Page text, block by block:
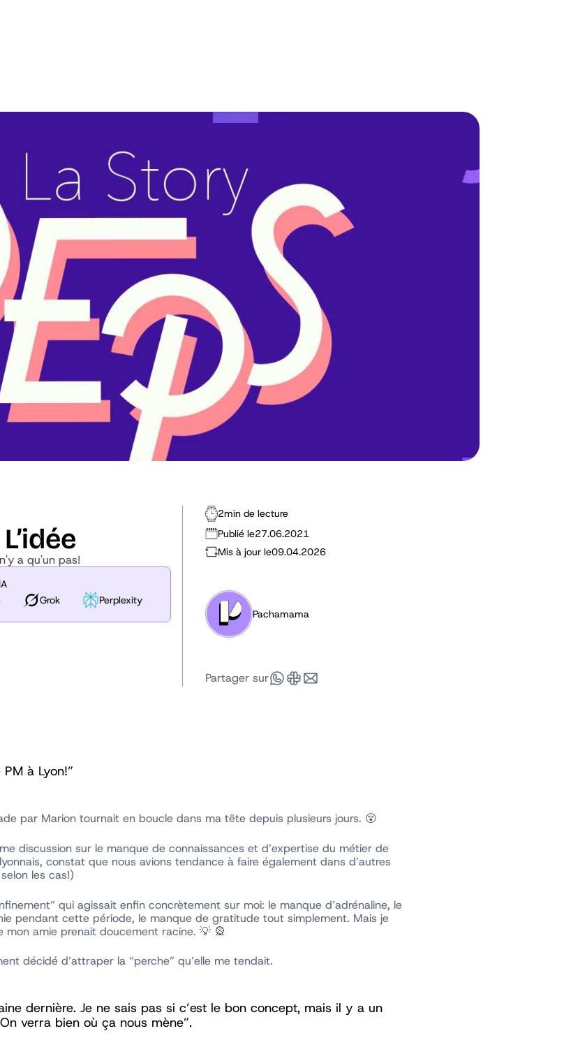
a qu'un pas!
Grok Perplexity
2min de lecture
Publié le27.06.2021
Mis à jour le09.04.2026
Pachamama
Partager sur
à Lyon!”
par Marion tournait en boucle dans ma tête depuis plusieurs jours. 😵
discussion sur le manque de connaissances et d’expertise du métier de
constat que nous avions tendance à faire également dans d’autres
les cas!)
qui agissait enfin concrètement sur moi: le manque d’adrénaline, le
pendant cette période, le manque de gratitude tout simplement. Mais je
amie prenait doucement racine. 💡 🎡
décidé d’attraper la “perche” qu’elle me tendait.
dernière. Je ne sais pas si c’est le bon concept, mais il y a un
verra bien où ça nous mène”.